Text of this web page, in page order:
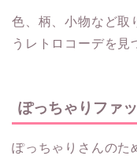
色、柄、小物など取
うレトロコーデを見
ぽっちゃりファ
ぽっちゃりさんのた